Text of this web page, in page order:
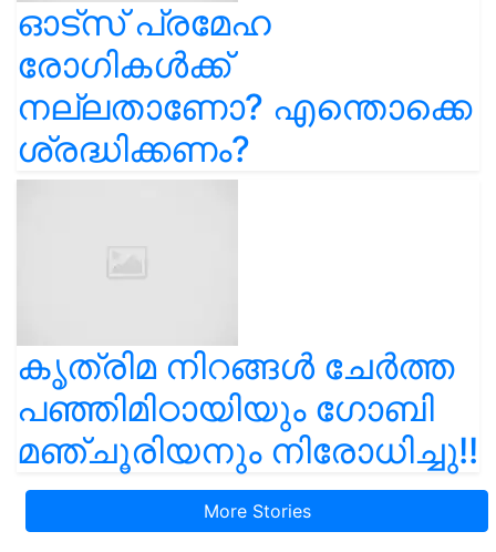
ഓട്സ് പ്രമേഹ
രോഗികൾക്ക്
നല്ലതാണോ? എന്തൊക്കെ
ശ്രദ്ധിക്കണം?
കൃത്രിമ നിറങ്ങൾ ചേർത്ത
പഞ്ഞിമിഠായിയും ഗോബി
മഞ്ചൂരിയനും നിരോധിച്ചു!!
More Stories